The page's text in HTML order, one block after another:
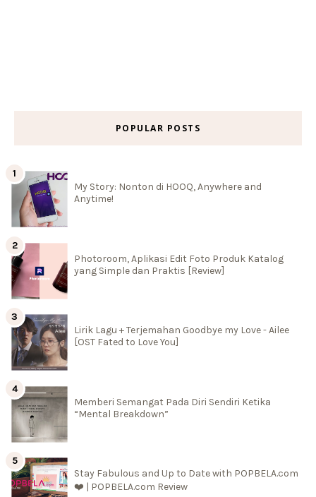
POPULAR POSTS
My Story: Nonton di HOOQ, Anywhere and
Anytime!
Photoroom, Aplikasi Edit Foto Produk Katalog
yang Simple dan Praktis [Review]
Lirik Lagu + Terjemahan Goodbye my Love - Ailee
[OST Fated to Love You]
Memberi Semangat Pada Diri Sendiri Ketika
“Mental Breakdown”
Stay Fabulous and Up to Date with POPBELA.com
❤️ | POPBELA.com Review